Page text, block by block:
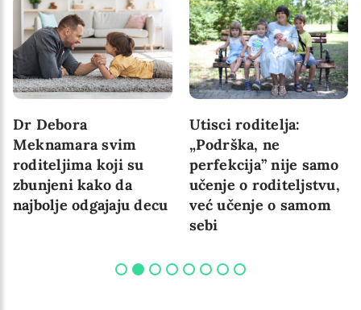
Dr Debora
Meknamara svim
roditeljima koji su
zbunjeni kako da
najbolje odgajaju decu
Utisci roditelja:
„Podrška, ne
perfekcija” nije samo
učenje o roditeljstvu,
već učenje o samom
sebi